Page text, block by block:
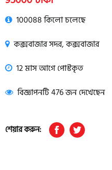
100088 কিলো চলেছে
কক্সবাজার সদর, কক্সবাজার
12 মাস আগে পোস্টকৃত
বিজ্ঞাপনটি 476 জন দেখেছেন
শেয়ার করুন: